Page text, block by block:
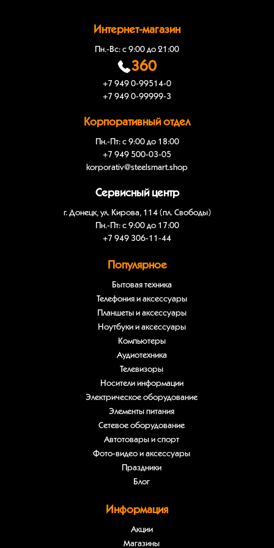
Интернет-магазин
Пн.-Вс: с 9:00 до 21:00
360
+7 949 0-99514-0
+7 949 0-99999-3
Корпоративный отдел
Пн.-Пт: с 9:00 до 18:00
+7 949 500-03-05
korporativ@steelsmart.shop
Сервисный центр
г. Донецк, ул. Кирова, 114 (пл. Свободы)
Пн.-Пт: с 9:00 до 17:00
+7 949 306-11-44
Популярное
Бытовая техника
Телефония и аксессуары
Планшеты и аксессуары
Ноутбуки и аксессуары
Компьютеры
Аудиотехника
Телевизоры
Носители информации
Электрическое оборудование
Элементы питания
Сетевое оборудование
Автотовары и спорт
Фото-видео и аксессуары
Праздники
Блог
Информация
Акции
Магазины